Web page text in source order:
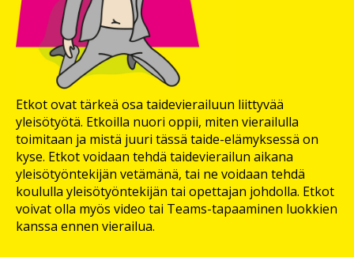
Etkot ovat tärkeä osa taidevierailuun liittyvää
yleisötyötä. Etkoilla nuori oppii, miten vierailulla
toimitaan ja mistä juuri tässä taide-elämyksessä on
kyse. Etkot voidaan tehdä taidevierailun aikana
yleisötyöntekijän vetämänä, tai ne voidaan tehdä
koululla yleisötyöntekijän tai opettajan johdolla. Etkot
voivat olla myös video tai Teams-tapaaminen luokkien
kanssa ennen vierailua.